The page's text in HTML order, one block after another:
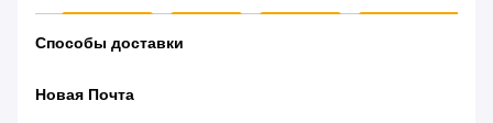
Способы доставки
Новая Почта